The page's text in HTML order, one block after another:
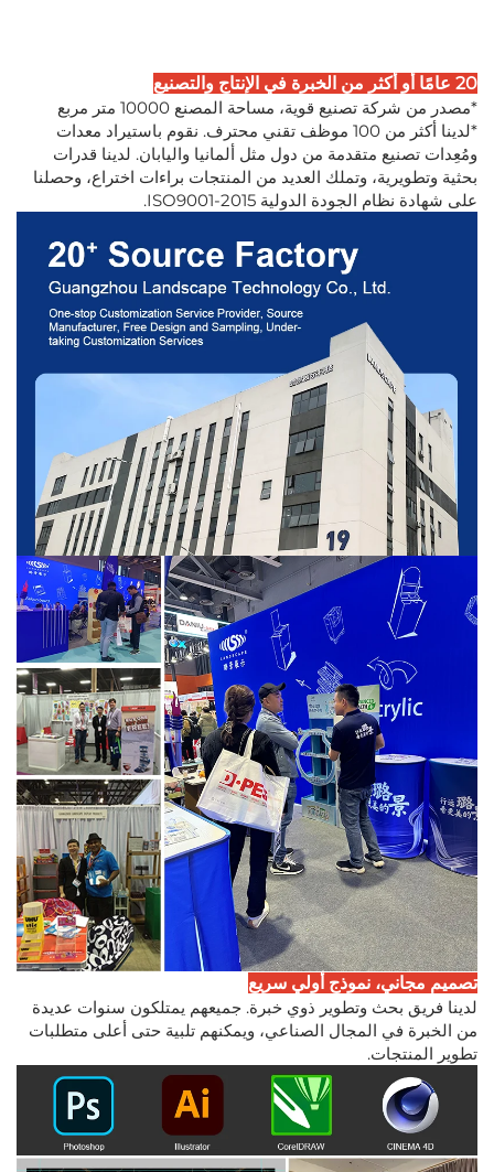
20 عامًا أو أكثر من الخبرة في الإنتاج والتصنيع
*مصدر من شركة تصنيع قوية، مساحة المصنع 10000 متر مربع
*لدينا أكثر من 100 موظف تقني محترف. نقوم باستيراد معدات
ومُعِدات تصنيع متقدمة من دول مثل ألمانيا واليابان. لدينا قدرات
بحثية وتطويرية، وتملك العديد من المنتجات براءات اختراع، وحصلنا
على شهادة نظام الجودة الدولية ISO9001-2015.
تصميم مجاني، نموذج أولي سريع
لدينا فريق بحث وتطوير ذوي خبرة. جميعهم يمتلكون سنوات عديدة
من الخبرة في المجال الصناعي، ويمكنهم تلبية حتى أعلى متطلبات
تطوير المنتجات.